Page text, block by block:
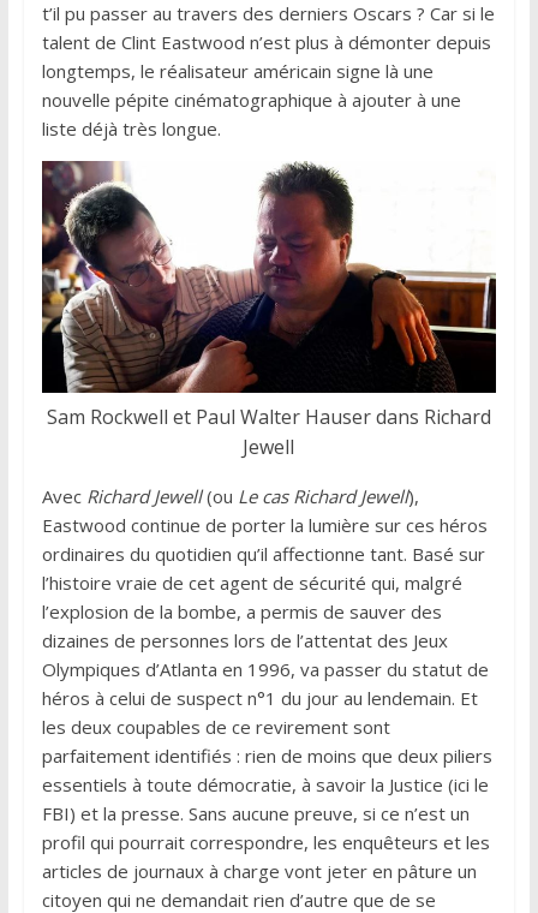
t’il pu passer au travers des derniers Oscars ? Car si le
talent de Clint Eastwood n’est plus à démonter depuis
longtemps, le réalisateur américain signe là une
nouvelle pépite cinématographique à ajouter à une
liste déjà très longue.
Sam Rockwell et Paul Walter Hauser dans Richard
Jewell
Avec Richard Jewell(ou Le cas Richard Jewell),
Eastwood continue de porter la lumière sur ces héros
ordinaires du quotidien qu’il affectionne tant. Basé sur
l’histoire vraie de cet agent de sécurité qui, malgré
l’explosion de la bombe, a permis de sauver des
dizaines de personnes lors de l’attentat des Jeux
Olympiques d’Atlanta en 1996, va passer du statut de
héros à celui de suspect n°1 du jour au lendemain. Et
les deux coupables de ce revirement sont
parfaitement identifiés : rien de moins que deux piliers
essentiels à toute démocratie, à savoir la Justice (ici le
FBI) et la presse. Sans aucune preuve, si ce n’est un
profil qui pourrait correspondre, les enquêteurs et les
articles de journaux à charge vont jeter en pâture un
citoyen qui ne demandait rien d’autre que de se